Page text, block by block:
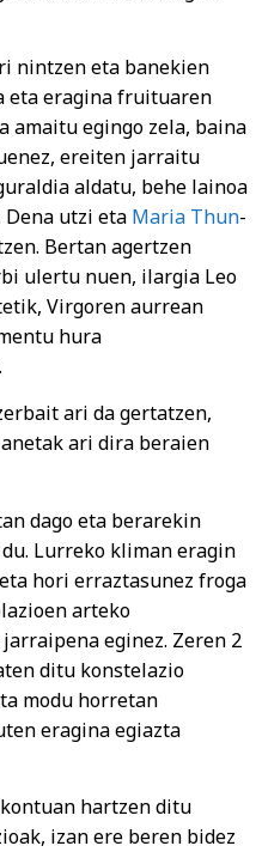
nintzen eta banekien
eta eragina fruituaren
amaitu egingo zela, baina
ereiten jarraitu
aldatu, behe lainoa
utzi eta Maria Thun-
Bertan agertzen
ulertu nuen, ilargia Leo
Virgoren aurrean
hura
ari da gertatzen,
ari dira beraien
dago eta berarekin
Lurreko kliman eragin
hori erraztasunez froga
arteko
eginez. Zeren 2
ditu konstelazio
modu horretan
eragina egiazta
hartzen ditu
izan ere beren bidez